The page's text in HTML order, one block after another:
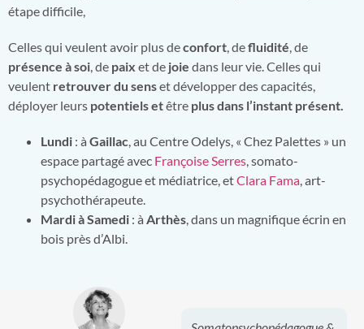
étape difficile,
Celles qui veulent avoir plus deconfort , defluidité , de
présence à soi , de paix et de joie dans leur vie. Celles qui
veulent retrouver du senset développer des capacités,
déployer leurs potentielsetêtre plus dans l’instant présent.
Lundi : à Gaillac , au Centre Odelys, « Chez Palettes » un
espace partagé avec Françoise Serres , somato-
psychopédagogue et médiatrice, etClara Fama , art-
psychothérapeute.
Mardi à Samedi : à Arthès , dans un magnifique écrin en
bois près d’Albi.